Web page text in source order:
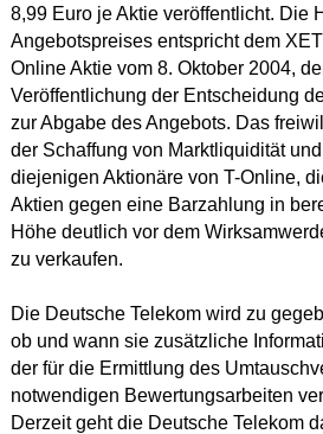
8,99 Euro je Aktie veröffentlicht. Die
Angebotspreises entspricht dem
Online Aktie vom 8. Oktober 2004,
Veröffentlichung der Entscheidung
zur Abgabe des Angebots. Das
der Schaffung von Marktliquidität
diejenigen Aktionäre von T-Online,
Aktien gegen eine Barzahlung in
Höhe deutlich vor dem
zu verkaufen.
Die Deutsche Telekom wird zu
ob und wann sie zusätzliche
der für die Ermittlung des
notwendigen Bewertungsarbeiten
Derzeit geht die Deutsche Telekom